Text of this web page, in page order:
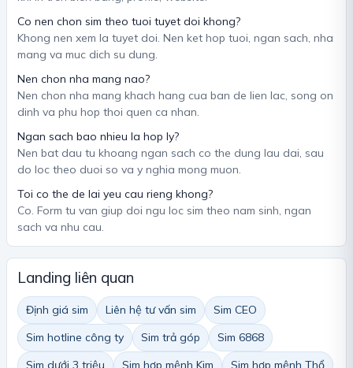
Co nen chon sim theo tuoi tuyet doi khong?
Khong nen xem la tuyet doi. Nen ket hop tuoi, ngan sach, nha
mang va muc dich su dung.
Nen chon nha mang nao?
Nen chon nha mang khach hang cua ban de lien lac, song on
dinh va phu hop thoi quen ca nhan.
Ngan sach bao nhieu la hop ly?
Nen bat dau tu khoang ngan sach co the dung lau dai, sau
do loc theo duoi so va y nghia mong muon.
Toi co the de lai yeu cau rieng khong?
Co. Form tu van giup doi ngu loc sim theo nam sinh, ngan
sach va nhu cau.
Landing liên quan
Định giá sim Liên hệ tư vấn sim
Sim CEO
Sim hotline công ty
Sim trả góp
Sim 6868
Sim dưới 3 triệu
Sim hợp mệnh Kim Sim hợp mệnh Thổ